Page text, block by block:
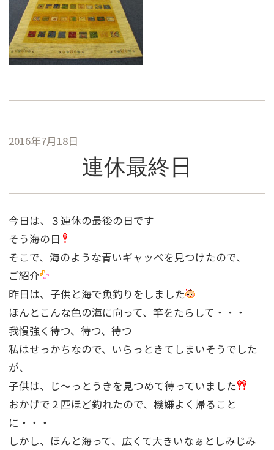
2016年7月18日
連休最終日
今日は、３連休の最後の日です
そう海の日
そこで、海のような青いギャッベを見つけたので、
ご紹介
昨日は、子供と海で魚釣りをしました
ほんとこんな色の海に向って、竿をたらして・・・
我慢強く待つ、待つ、待つ
私はせっかちなので、いらっときてしまいそうでした
が、
子供は、じ〜っとうきを見つめて待っていました
おかげで２匹ほど釣れたので、機嫌よく帰ること
に・・・
しかし、ほんと海って、広くて大きいなぁとしみじみ